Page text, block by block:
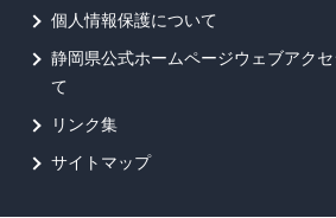
個人情報保護について
静岡県公式ホームページウェブアク
て
リンク集
サイトマップ